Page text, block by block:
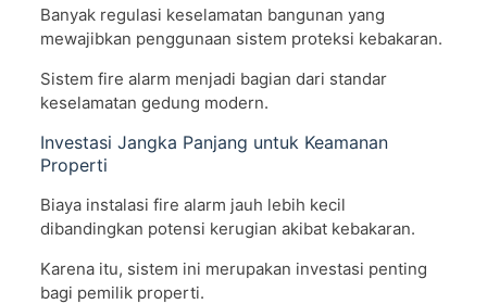
Banyak regulasi keselamatan bangunan yang
mewajibkan penggunaan sistem proteksi kebakaran.
Sistem fire alarm menjadi bagian dari standar
keselamatan gedung modern.
Investasi Jangka Panjang untuk Keamanan
Properti
Biaya instalasi fire alarm jauh lebih kecil
dibandingkan potensi kerugian akibat kebakaran.
Karena itu, sistem ini merupakan investasi penting
bagi pemilik properti.